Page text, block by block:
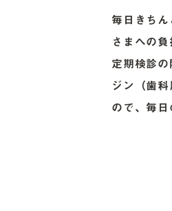
毎日きち
さまへの負
定期検診
ジン（歯
ので、毎日